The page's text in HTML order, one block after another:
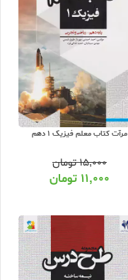
مرآت کتاب معلم فیزیک 1 دهم
۱۵,۰۰۰تومان
۱۱,۰۰۰ تومان